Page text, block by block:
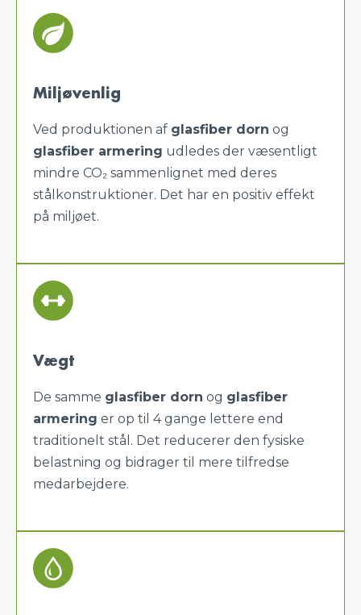
Miljøvenlig
Ved produktionen af glasfiber dorn og
glasfiber armering udledes der væsentligt
mindre CO₂ sammenlignet med deres
stålkonstruktioner. Det har en positiv effekt
på miljøet.
Vægt
De samme glasfiber dorn og glasfiber
armering er op til 4 gange lettere end
traditionelt stål. Det reducerer den fysiske
belastning og bidrager til mere tilfredse
medarbejdere.